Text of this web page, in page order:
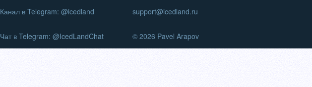
Канал в Telegram: @icedland
Чат в Telegram: @IcedLandChat
support@icedland.ru
© 2026 Pavel Arapov